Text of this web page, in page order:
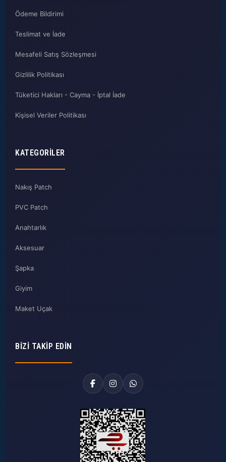
Ödeme Bildirimi
Teslimat ve İade
Mesafeli Satış Sözleşmesi
Gizlilik Politikası
Tüketici Hakları - Cayma - İptal İade
Kişisel Veriler Politikası
KATEGORILER
Nakış Patch
PVC Patch
Anahtarlık
Aksesuar
Şapka
Giyim
Maket Uçak
BIZI TAKIP EDIN